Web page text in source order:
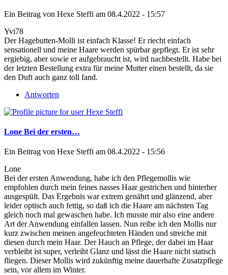
Ein Beitrag von Hexe Steffi am 08.4.2022 - 15:57
Yvi78
Der Hagebutten-Molli ist einfach Klasse! Er riecht einfach
sensationell und meine Haare werden spürbar gepflegt. Er ist sehr
ergiebig, aber sowie er aufgebraucht ist, wird nachbestellt. Habe bei
der letzten Bestellung extra für meine Mutter einen bestellt, da sie
den Duft auch ganz toll fand.
Antworten
Lone Bei der ersten…
Ein Beitrag von Hexe Steffi am 08.4.2022 - 15:56
Lone
Bei der ersten Anwendung, habe ich den Pflegemollis wie
empfohlen durch mein feines nasses Haar gestrichen und hinterher
ausgespült. Das Ergebnis war extrem genährt und glänzend, aber
leider optisch auch fettig, so daß ich die Haare am nächsten Tag
gleich noch mal gewaschen habe. Ich musste mir also eine andere
Art der Anwendung einfallen lassen. Nun reibe ich den Mollis nur
kurz zwischen meinen angefeuchteten Händen und streiche mit
diesen durch mein Haar. Der Hauch an Pflege, der dabei im Haar
verbleibt ist super, verleiht Glanz und lässt die Haare nicht statisch
fliegen. Dieser Mollis wird zukünftig meine dauerhafte Zusatzpflege
sein, vor allem im Winter.